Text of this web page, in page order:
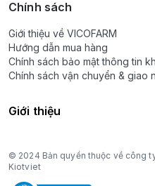
Chính sách
Giới thiệu về VICOFARM
Hướng dẫn mua hàng
Chính sách bảo mật thông tin
Chính sách vận chuyển & giao
Giới thiệu
© 2024 Bản quyền thuộc về công
Kiotviet